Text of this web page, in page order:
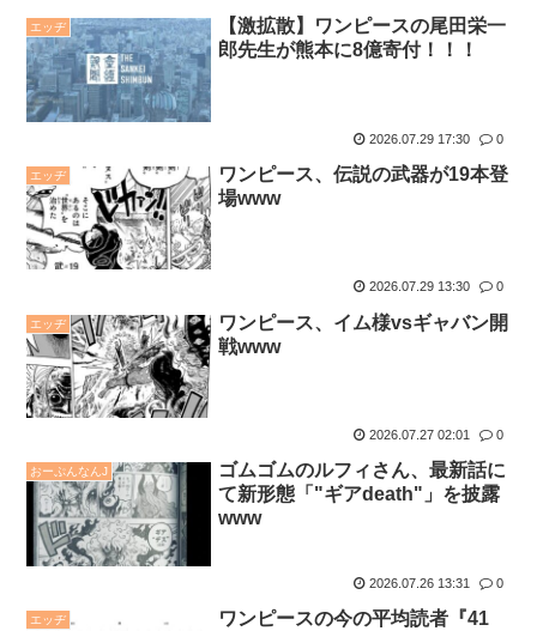
エッヂ
【激拡散】ワンピースの尾田栄一
郎先生が熊本に8億寄付！！！
2026.07.29 17:30 0
エッヂ
ワンピース、伝説の武器が19本登
場www
2026.07.29 13:30 0
エッヂ
ワンピース、イム様vsギャバン開
戦www
2026.07.27 02:01 0
おーぷんなんJ
ゴムゴムのルフィさん、最新話に
て新形態「"ギアdeath"」を披露
www
2026.07.26 13:31 0
エッヂ
ワンピースの今の平均読者『41